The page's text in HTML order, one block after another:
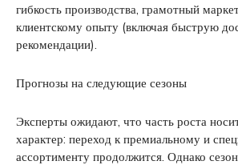
гибкость производства, грамотный
клиентскому опыту (включая быструю
рекомендации).
Прогнозы на следующие сезоны
Эксперты ожидают, что часть роста
характер: переход к премиальному и
ассортименту продолжится. Однако